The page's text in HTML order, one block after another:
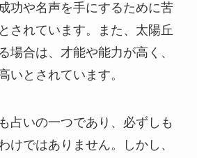
功や名声を手にするために苦
されています。また、太陽丘
場合は、才能や能力が高く、
いとされています。
占いの一つであり、必ずしも
けではありません。しかし、